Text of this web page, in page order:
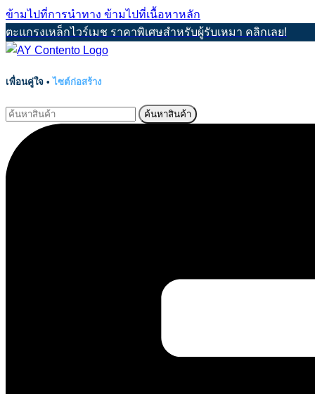
ข้ามไปที่การนำทาง ข้ามไปที่เนื้อหาหลัก
ตะแกรงเหล็กไวร์เมช ราคาพิเศษสำหรับผู้รับเหมา คลิกเลย!
เพื่อนคู่ใจ • ไซต์ก่อสร้าง
ค้นหาสินค้า